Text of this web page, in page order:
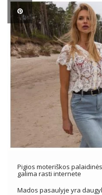
Pigios moteriškos
galima rasti internete
Mados pasaulyje yra